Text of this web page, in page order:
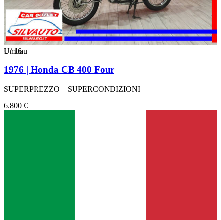
1/16
Umbau
1976 | Honda CB 400 Four
SUPERPREZZO – SUPERCONDIZIONI
6.800 €